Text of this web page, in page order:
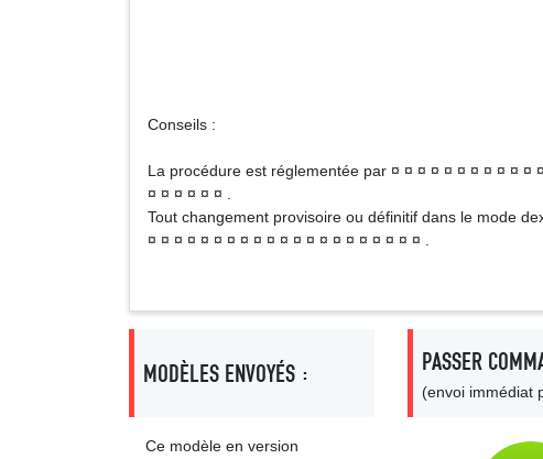
Conseils :
La procédure est réglementée par ¤ ¤ ¤ ¤ ¤ ¤ ¤ ¤ ¤ ¤
¤ ¤ ¤ ¤ ¤ ¤ .
Tout changement provisoire ou définitif dans le mode
¤ ¤ ¤ ¤ ¤ ¤ ¤ ¤ ¤ ¤ ¤ ¤ ¤ ¤ ¤ ¤ ¤ ¤ ¤ ¤ ¤ .
MODÈLES ENVOYÉS :
Ce modèle en version
PASSER
(envoi immédiat